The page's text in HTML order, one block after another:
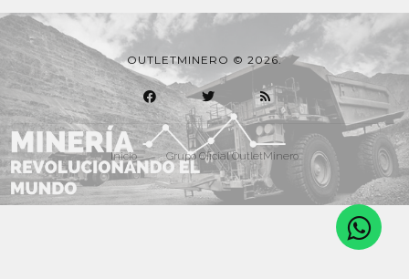
OUTLETMINERO © 2026.
Inicio Grupo Oficial OutletMinero